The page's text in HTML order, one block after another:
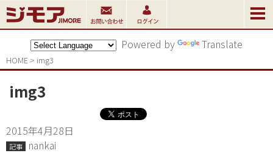
Powered by Translate
HOME > img3
img3
2015年4月28日
記事 nankai